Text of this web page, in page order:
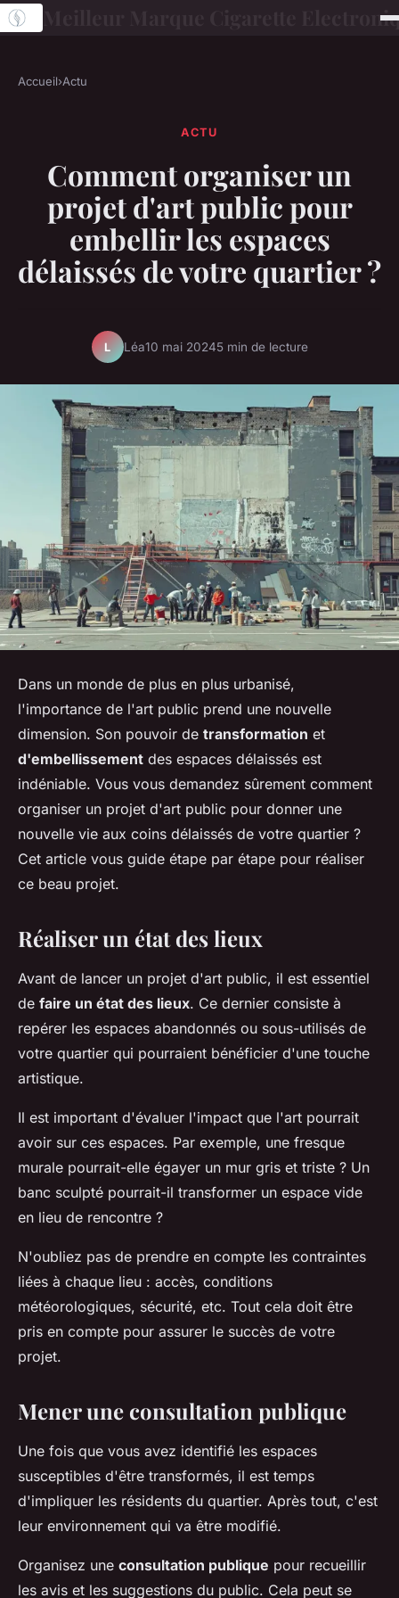
Meilleur Marque Cigarette
Accueil›Actu
ACTU
Comment organiser un
projet d'art public pour
embellir les espaces
délaissés de votre quartier ?
L Léa10 mai 20245 min de lecture
Dans un monde de plus en plus urbanisé,
l'importance de l'art public prend une nouvelle
dimension. Son pouvoir de transformation et
d'embellissement des espaces délaissés est
indéniable. Vous vous demandez sûrement comment
organiser un projet d'art public pour donner une
nouvelle vie aux coins délaissés de votre quartier ?
Cet article vous guide étape par étape pour réaliser
ce beau projet.
Réaliser un état des lieux
Avant de lancer un projet d'art public, il est essentiel
de faire un état des lieux. Ce dernier consiste à
repérer les espaces abandonnés ou sous-utilisés de
votre quartier qui pourraient bénéficier d'une touche
artistique.
Il est important d'évaluer l'impact que l'art pourrait
avoir sur ces espaces. Par exemple, une fresque
murale pourrait-elle égayer un mur gris et triste ? Un
banc sculpté pourrait-il transformer un espace vide
en lieu de rencontre ?
N'oubliez pas de prendre en compte les contraintes
liées à chaque lieu : accès, conditions
météorologiques, sécurité, etc. Tout cela doit être
pris en compte pour assurer le succès de votre
projet.
Mener une consultation publique
Une fois que vous avez identifié les espaces
susceptibles d'être transformés, il est temps
d'impliquer les résidents du quartier. Après tout, c'est
leur environnement qui va être modifié.
Organisez une consultation publique pour recueillir
les avis et les suggestions du public. Cela peut se